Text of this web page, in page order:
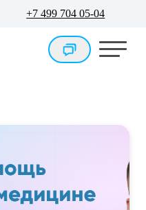
+7 499 704 05-04